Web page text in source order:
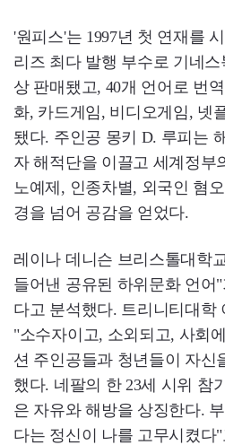
'원피스'는 1997년 첫 연재를
리즈 최다 발행 부수로 기네
상 판매됐고, 40개 언어로 번
화, 카드게임, 비디오게임, 넷
됐다. 주인공 몽키 D. 루피는
자 해적단을 이끌고 세계정부
노예제, 인종차별, 외국인 혐
경을 넘어 공감을 얻었다.
레이나 데니슨 브리스톨대학
들어낸 공유된 하위문화 언어
다고 분석했다. 트리니티대학
"소수자이고, 소외되고, 사회
션 주인공들과 청년들이 자신
했다. 네팔의 한 23세 시위 참
은 자유와 해방을 상징한다.
다는 정신이 나를 고무시켰다